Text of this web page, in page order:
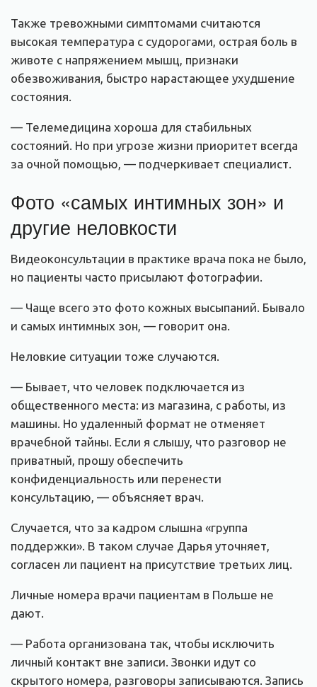
Также тревожными симптомами считаются
высокая температура с судорогами, острая боль в
животе с напряжением мышц, признаки
обезвоживания, быстро нарастающее ухудшение
состояния.
— Телемедицина хороша для стабильных
состояний. Но при угрозе жизни приоритет всегда
за очной помощью, — подчеркивает специалист.
Фото «самых интимных зон» и
другие неловкости
Видеоконсультации в практике врача пока не было,
но пациенты часто присылают фотографии.
— Чаще всего это фото кожных высыпаний. Бывало
и самых интимных зон, — говорит она.
Неловкие ситуации тоже случаются.
— Бывает, что человек подключается из
общественного места: из магазина, с работы, из
машины. Но удаленный формат не отменяет
врачебной тайны. Если я слышу, что разговор не
приватный, прошу обеспечить
конфиденциальность или перенести
консультацию, — объясняет врач.
Случается, что за кадром слышна «группа
поддержки». В таком случае Дарья уточняет,
согласен ли пациент на присутствие третьих лиц.
Личные номера врачи пациентам в Польше не
дают.
— Работа организована так, чтобы исключить
личный контакт вне записи. Звонки идут со
скрытого номера, разговоры записываются. Запись